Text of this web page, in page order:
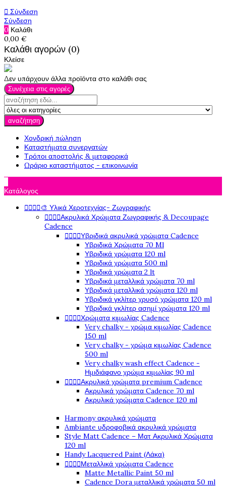
 Σύνδεση
Σύνδεση
0 Καλάθι
0,00 €
Καλάθι αγορών (0)
Κλείσε
Δεν υπάρχουν άλλα προϊόντα στο καλάθι σας
Συνέχεια στις αγορές
αναζήτηση
Χονδρική πώληση
Καταστήματα συνεργατών
Τρόποι αποστολής & μεταφορικά
Ωράριο καταστήματος - επικοινωνία
Κατάλογος
🎨 Υλικά Χεροτεχνίας- Ζωγραφικής
Ακρυλικά Χρώματα Ζωγραφικής & Decoupage
Cadence
Υβριδικά ακρυλικά χρώματα Cadence
Υβριδικά Χρώματα 70 Ml
Υβριδικά χρώματα 120 ml
Υβριδικά χρώματα 500 ml
Υβριδικά χρώματα 2 lt
Υβριδικά μεταλλικά χρώματα 70 ml
Υβριδικά μεταλλικά χρώματα 120 ml
Υβριδικά γκλίτερ χρυσό χρώματα 120 ml
Υβριδικά γκλίτερ ασημί χρώματα 120 ml
Χρώματα κιμωλίας Cadence
Very chalky - χρώμα κιμωλίας Cadence
150 ml
Very chalky - χρώμα κιμωλίας Cadence
500 ml
Very chalky wash effect Cadence -
Ημιδιάφανο χρώμα κιμωλίας 90 ml
Ακρυλικά χρώματα premium Cadence
Ακρυλικά χρώματα Cadence 70 ml
Ακρυλικά χρώματα Cadence 120 ml
Harmony ακρυλικά χρώματα
Ambiante υδροφοβικά ακρυλικά χρώματα
Style Matt Cadence – Ματ Ακρυλικά Χρώματα
120 ml
Handy Lacquered Paint (Λάκα)
Μεταλλικά χρώματα Cadence
Matte Metallic Paint 50 ml
Cadence Dora μεταλλικά χρώματα 50 ml